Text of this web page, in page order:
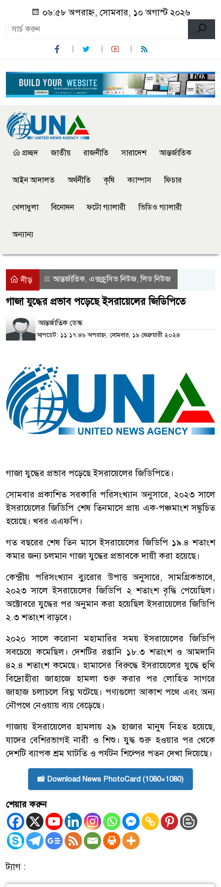
০৬:৫৮ অপরাহ্ন, সোমবার, ১০ অগাস্ট ২০২৬
প্রচ্ছদ জাতীয় রাজনীতি সারাদেশ আন্তর্জাতিক
আইন আদালত অর্থনীতি কৃষি ক্যাম্পাস ফিচার
খেলাধুলা বিনোদন ফটো গ্যালারী ভিডিও গ্যালারী
অন্যান্য
নীড় আন্তর্জাতিক, এক্সক্লুসিভ নিউজ,লিড নিউজ
গাজা যুদ্ধের প্রভাব পড়েছে ইসরায়েলের জিডিপিতে
আন্তর্জাতিক ডেস্ক
আপডেট: ১১:১৭:৪৬ অপরাহ্ন, সোমবার, ১৯ ফেব্রুয়ারী ২০২৪
গাজা যুদ্ধের প্রভাব পড়েছে ইসরায়েলের জিডিপিতে।
সোমবার প্রকাশিত সরকারি পরিসংখ্যান অনুসারে, ২০২৩ সালে
ইসরায়েলের জিডিপি শেষ তিনমাসে প্রায় এক-পঞ্চমাংশ সঙ্কুচিত
হয়েছে। খবর এএফপি।
গত বছরের শেষ তিন মাসে ইসরায়েলের জিডিপি ১৯.৪ শতাংশ
কমার জন্য চলমান গাজা যুদ্ধের প্রভাবকে দায়ী করা হয়েছে।
কেন্দ্রীয় পরিসংখ্যান ব্যুরোর উপাত্ত অনুসারে, সামগ্রিকভাবে,
২০২৩ সালে ইসরায়েলের জিডিপি ২ শতাংশ বৃদ্ধি পেয়েছিল।
অক্টোবরে যুদ্ধের পর অনুমান করা হয়েছিল ইসরায়েলের জিডিপি
২.৩ শতাংশ বাড়বে।
২০২০ সালে করোনা মহামারির সময় ইসরায়েলের জিডিপি
সবচেয়ে কমেছিল। দেশটির রপ্তানি ১৮.৩ শতাংশ ও আমদানি
৪২.৪ শতাংশ কমেছে। হামাসের বিরুদ্ধে ইসরায়েলের যুদ্ধে হুথি
বিদ্রোহীরা জাহাজে হামলা শুরু করার পর লোহিত সাগরে
জাহাজ চলাচলে বিঘ্ন ঘটেছে। পণ্যগুলো আকাশ পথে এবং অন্য
নৌপথে নেওয়ায় ব্যয় বেড়েছে।
গাজায় ইসরায়েলের হামলায় ২৯ হাজার মানুষ নিহত হয়েছে,
যাদের বেশিরভাগই নারী ও শিশু। যুদ্ধ শুরু হওয়ার পর থেকে
দেশটি ব্যাপক শ্রম ঘাটতি ও পর্যটন শিল্পের পতন দেখা দিয়েছে।
📸 Download News PhotoCard (1080×1080)
শেয়ার করুন
ট্যাগ :